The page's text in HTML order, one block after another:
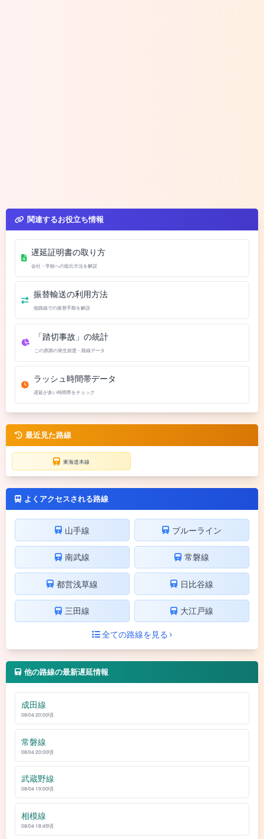
関連するお役立ち情報
遅延証明書の取り方
会社・学校への提出方法を解説
振替輸送の利用方法
他路線での振替手順を解説
「踏切事故」の統計
この原因の発生頻度・路線データ
ラッシュ時間帯データ
遅延が多い時間帯をチェック
最近見た路線
東海道本線
よくアクセスされる路線
山手線 ブルーライン
南武線 常磐線
都営浅草線 日比谷線
三田線
大江戸線
全ての路線を見る
他の路線の最新遅延情報
成田線
08/04 20:00頃
常磐線
08/04 20:00頃
武蔵野線
08/04 19:00頃
相模線
08/04 18:45頃